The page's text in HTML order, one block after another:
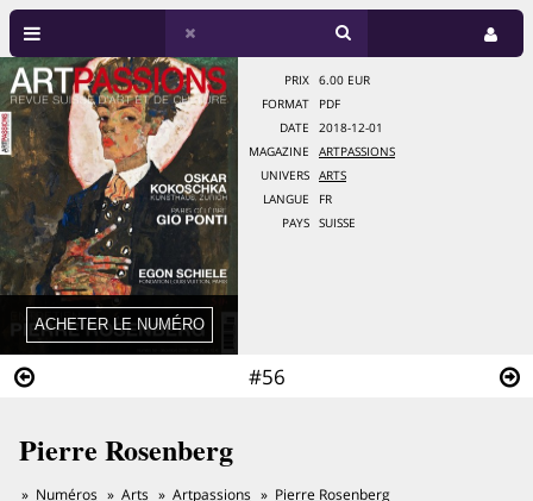
#56
PRIX
6.00 EUR
FORMAT
PDF
DATE
2018-12-01
MAGAZINE
ARTPASSIONS
UNIVERS
ARTS
LANGUE
FR
PAYS
SUISSE
Pierre Rosenberg
Numéros Arts Artpassions Pierre Rosenberg